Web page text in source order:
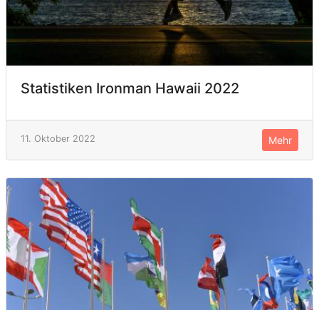
Statistiken Ironman Hawaii 2022
11. Oktober 2022 Mehr